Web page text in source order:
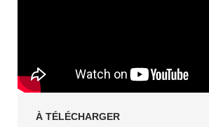
À TÉLÉCHARGER